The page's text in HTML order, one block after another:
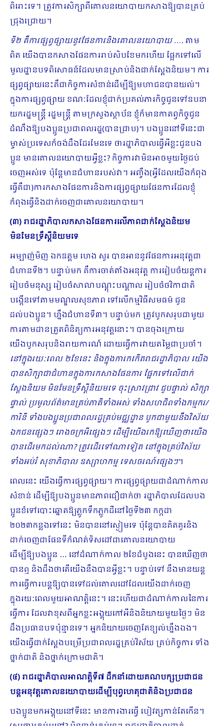
ពិរោះទេ។ ត្រូវការសិក្សាពីគោលនយោបាយកសាងឱ្យបានគ្រប់
ជ្រុងជ្រោយ។
ទី២ គឺការផ្សព្វផ្សាយនូវផែនការនិងគោលនយោបាយ …. តាម
ពិត យើងបានកសាងផែនការរាប់សិបខែមកហើយ ផ្អែកទៅលើ
មូលដ្ឋានបទពិសោធន៍ដែលមានស្រាប់និងជាក់ស្ដែងនិយម។ ការ
ផ្សព្វផ្សាយនេះគឺជាកិច្ចការសំខាន់ដើម្បីឱ្យមហាជនបានយល់។
ក្នុងការផ្សព្វផ្សាយ ខណៈដែលខ្ញុំដាក់ប្រគល់ភារកិច្ចជូនទៅឧបនា​
យករដ្ឋមន្រ្តី រដ្ឋមន្រ្តី តាមក្រសួងស្ថាប័ន ខ្ញុំក៏មានកាតព្វកិច្ចជូន
ដំណឹងឱ្យបងប្អូនប្រជាពលរដ្ឋ(បានជ្រាប)។ បងប្អូននៅទីនេះជា
ម្ចាស់ប្រទេសក៏ចង់ដឹងដែរមែនទេ ថារដ្ឋាភិបាលធ្វើអីខ្លះជូនបង
ប្អូន មានគោលនយោបាយអ្វីខ្លះ? កិច្ចការវាមិនអាចមួយថ្ងៃជប់
ចេញអស់ទេ ប៉ុន្តែមានជំហានរបស់វា។ អញ្ចឹង(អ្វីដែលយើងកំពុង
ធ្វើគឺជា)ការកសាងផែនការនិងការផ្សព្វផ្សាយផែនការដែលខ្ញុំ
កំពុងធ្វើនិងដាក់ចេញជាគោលនយោ​បាយ។
(៣) រាជរដ្ឋាភិបាលកសាងផែនការលើភាពជាក់ស្តែងនិយម
មិនមែនទ្រឹស្តីនិយមទេ
អម្បាញ់មិញ ឯកឧត្តម ហេង សួរ​ បានអាននូវផែនការអនុវត្តជា
ជំហានទី២។ បន្ទាប់មក​ គឺការចាត់តាំងអនុវត្ត ការរៀបចំយន្ដការ
រៀបចំ​មនុស្ស រៀបចំសាលាបណ្ដុះបណ្ដាល រៀបចំថវិកាជាតិ
បង្កើនទៅតាមមណ្ឌលសុខភាព ទៅលើកម្មវិធីសមធម៌ ជូន
ដល់បងប្អូន។ ហ្នឹងជំហានទី៣។ បន្ទាប់មក ត្រូវបូកសរុបជាមួយ
ការតាមដានត្រួតពិនិត្យការអនុវត្តនោះ។ បានចុងក្រោយ
យើងបូកសរុបនិងរាយការណ៍ ដោយធ្វើការវាយតម្លៃជាប្រចាំ។
នៅក្នុងរយៈពេល ២ខែនេះ និងក្នុងការកកើតរាជរដ្ឋាភិបាល យើង
បានសិក្សាជាជំហានក្នុងការកសាងផែនការ ផ្អែកទៅលើជាក់
ស្ដែងនិយម មិនមែនទ្រឹស្ដីនិយមទេ ចុះស្រាវ​ជ្រាវ ជួបផ្ទាល់ សិក្សា
ផ្ទាល់ ប្រមូលព័ត៌មានគ្រប់ភាគីទាំងអស់ ទាំងសហជីពទាំងកម្មករ/
ការិនី ទាំងបងប្អូនប្រជាពលរដ្ឋគ្រប់មជ្ឈដ្ឋាន បូកជាមួយនឹងវិស័យ​
ឯក​​ជនផ្សេងៗ រោងចក្រអីផ្សេងៗ ដើម្បីយើងរកឱ្យឃើញថាយើង
បានដើរមកដល់ណា? ត្រូវដើរទៅណាទៀត នៅក្នុងគ្រប់វិស័យ
ទាំងអប់រំ សុខាភិបាល ឧស្សាហកម្ម ទេសចរណ៍ផ្សេង​ៗ​។
ពេលនេះ យើងធ្វើការផ្សព្វផ្សាយ។ ការផ្សព្វផ្សាយជាដំណាក់កាល
សំខាន់ ដើម្បីឱ្យបងប្អូនមានភាពជឿជាក់ថា រដ្ឋាភិបាលដែលបង
ប្អូនខំទៅបោះឆ្នោតឱ្យភ្លូកទឹកភ្លូកដីនៅថ្ងៃទី​២៣ កក្កដា
២០២៣កន្លងទៅនេះ មិនបាននៅស្ងៀមទេ ប៉ុន្តែបានគិតគូរនិង
ដាក់ចេញជាផែនទីកំណត់ទិសដៅជាគោលនយោបាយ
ដើម្បីឱ្យបងប្អូន … នៅដំណាក់កាល ២ខែដំបូងនេះ បានឃើញថា
បានឮ និងដឹងថាតើយើងនឹងបានអ្វីខ្លះ។ បន្ទាប់ទៅ នឹងមានយន្ត
ការធ្វើការបន្តឱ្យបានទៅដល់គោលដៅដែលយើងដាក់ចេញ
ក្នុងរយៈពេលមួយអាណត្តិនេះ។ នេះហើយជាដំ​ណាក់កាលនៃការ
ធ្វើការ ដែលវាខុសពីអ្នកខ្លះអង្គុយកៅអីនិងនិយាយមួយថ្ងៃៗ មិន
ដឹងប្រធានបទប៉ុន្មានទេ។ អ្នកនិយាយចេញតែខ្យល់ហ្នឹងឯង។
យើងធ្វើជាក់ស្ដែងបម្រើប្រជាពលរដ្ឋគ្រប់វិស័យ គ្រប់កិច្ចការ ទាំង
ថ្នាក់ជាតិ និងថ្នាក់ក្រោមជាតិ។
(៤) រាជរដ្ឋាភិបាលអាណត្តិទី៧ ដឹកនាំដោយគណបក្សប្រជាជន​
បន្តអនុវត្តគោលនយោបាយដើម្បីបុព្វហេតុជាតិនិងប្រជាជន
បងប្អូនមកអង្គុយនៅទីនេះ មានការងារធ្វើ បៀវត្សកាន់តែកើន។